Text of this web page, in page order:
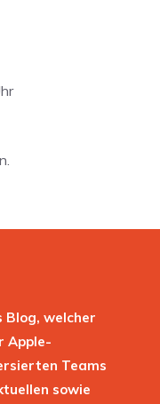
Blog, welcher
Apple-
Teams
sowie